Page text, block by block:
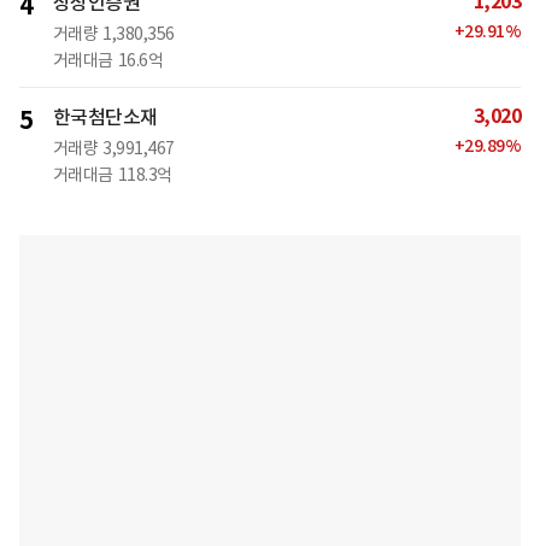
거래량 1,380,356
거래대금 16.6억
+29.91%
5 한국첨단소재
거래량 3,991,467
거래대금 118.3억
3,020
+29.89%